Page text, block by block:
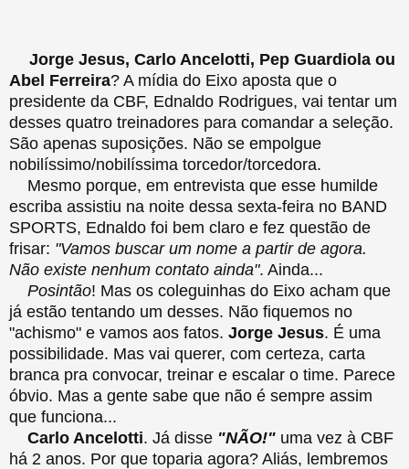
Jorge Jesus, Carlo Ancelotti, Pep Guardiola ou
Abel Ferreira? A mídia do Eixo aposta que o
presidente da CBF, Ednaldo Rodrigues, vai tentar um
desses quatro treinadores para comandar a seleção.
São apenas suposições. Não se empolgue
nobilíssimo/nobilíssima torcedor/torcedora.
Mesmo porque, em entrevista que esse humilde
escriba assistiu na noite dessa sexta-feira no BAND
SPORTS, Ednaldo foi bem claro e fez questão de
frisar: "Vamos buscar um nome a partir de agora.
Não existe nenhum contato ainda". Ainda...
Posintão! Mas os coleguinhas do Eixo acham que
já estão tentando um desses. Não fiquemos no
"achismo" e vamos aos fatos. Jorge Jesus. É uma
possibilidade. Mas vai querer, com certeza, carta
branca pra convocar, treinar e escalar o time. Parece
óbvio. Mas a gente sabe que não é sempre assim
que funciona...
Carlo Ancelotti. Já disse "NÃO!" uma vez à CBF
há 2 anos. Por que toparia agora? Aliás, lembremos